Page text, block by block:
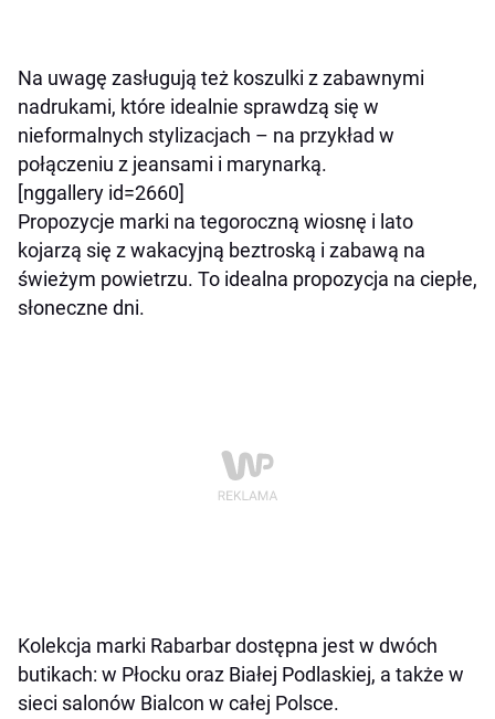
Na uwagę zasługują też koszulki z zabawnymi
nadrukami, które idealnie sprawdzą się w
nieformalnych stylizacjach – na przykład w
połączeniu z jeansami i marynarką.
[nggallery id=2660]
Propozycje marki na tegoroczną wiosnę i lato
kojarzą się z wakacyjną beztroską i zabawą na
świeżym powietrzu. To idealna propozycja na ciepłe,
słoneczne dni.
Kolekcja marki Rabarbar dostępna jest w dwóch
butikach: w Płocku oraz Białej Podlaskiej, a także w
sieci salonów Bialcon w całej Polsce.